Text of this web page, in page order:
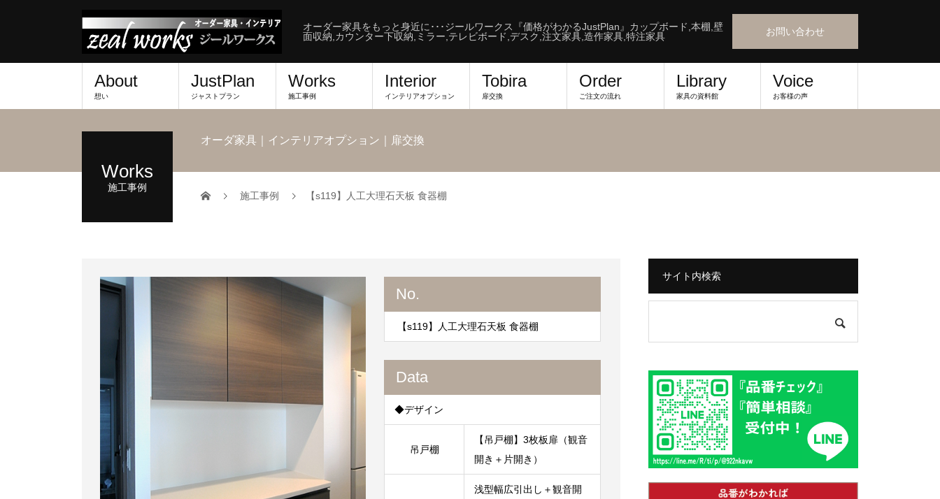
オーダー家具をもっと身近に･･･ジールワークス『価格がわかるJustPlan』カップボード,本棚,壁
面収納,カウンター下収納,ミラー,テレビボード,デスク,注文家具,造作家具,特注家具
お問い合わせ
About
想い
JustPlan
ジャストプラン
Works
施工事例
Interior
インテリアオプション
Tobira
扉交換
Order
ご注文の流れ
Library
家具の資料館
Voice
お客様の声
Works
施工事例
オーダ家具｜インテリアオプション｜扉交換
施工事例 【s119】人工大理石天板 食器棚
No.
【s119】人工大理石天板 食器棚
Data
◆デザイン
吊戸棚
【吊戸棚】3枚板扉（観音
開き＋片開き）
浅型幅広引出し＋観音開
サイト内検索